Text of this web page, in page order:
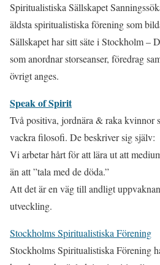
Spiritualistiska Sällskapet
äldsta spiritualistiska förening som
Sällskapet har sitt säte i Stockholm –
som anordnar storseanser, föredrag
övrigt anges.
Speak of Spirit
Två positiva, jordnära & raka kvinnor
vackra filosofi. De beskriver sig själv:
Vi arbetar hårt för att lära ut att
än att ”tala med de döda.”
Att det är en väg till andligt
utveckling.
Stockholms Spiritualistiska Förening
Stockholms Spiritualistiska Förening